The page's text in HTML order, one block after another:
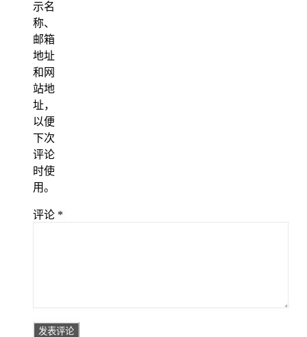
示名
称、
邮箱
地址
和网
站地
址，
以便
下次
评论
时使
用。
评论 *